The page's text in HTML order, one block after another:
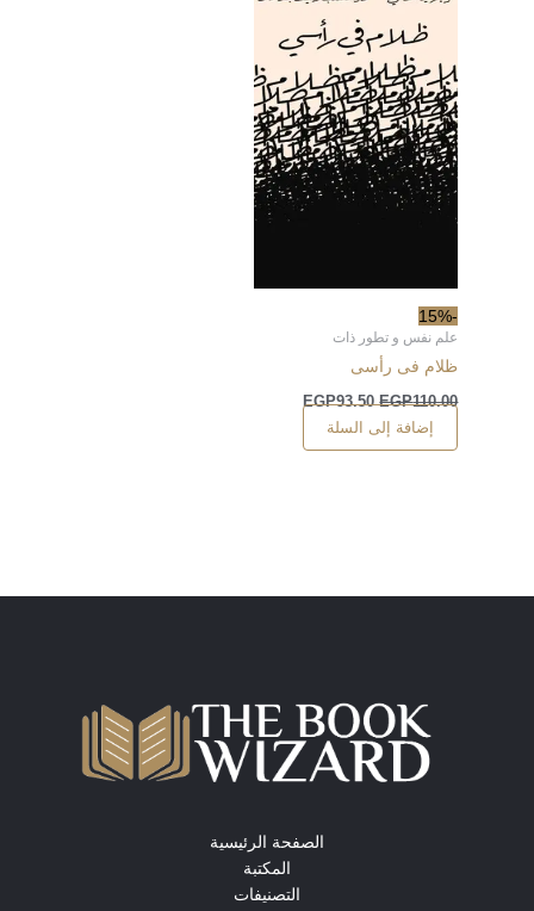
-15%
علم نفس و تطور ذات
ظلام فى رأسى
EGP110.00
EGP93.50
إضافة إلى السلة
الصفحة الرئيسية
المكتبة
التصنيفات